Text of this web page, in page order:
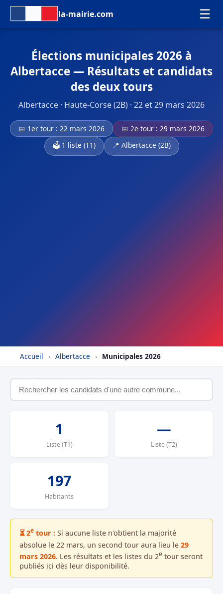
la-mairie.com ☰
Élections municipales 2026 à
Albertacce — Résultats et candidats
des deux tours
Albertacce · Haute-Corse (2B) · 22 et 29 mars 2026
📅 1er tour : 22 mars 2026
📅 2e tour : 29 mars 2026
🗳️ 1 liste (T1)
📍 Albertacce (2B)
Accueil › Albertacce › Municipales 2026
1
Liste (T1)
—
Liste (T2)
197
Habitants
⏳ 2e tour : Si aucune liste n'obtient la majorité
absolue le 22 mars, un second tour aura lieu le 29
mars 2026. Les résultats et les listes du 2e tour seront
publiés ici dès leur disponibilité.